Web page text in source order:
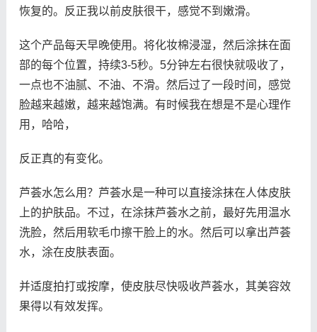
恢复的。反正我以前皮肤很干，感觉不到嫩滑。
这个产品每天早晚使用。将化妆棉浸湿，然后涂抹在面
部的每个位置，持续3-5秒。5分钟左右很快就吸收了，
一点也不油腻、不油、不滑。然后过了一段时间，感觉
脸越来越嫩，越来越饱满。有时候我在想是不是心理作
用，哈哈，
反正真的有变化。
芦荟水怎么用？芦荟水是一种可以直接涂抹在人体皮肤
上的护肤品。不过，在涂抹芦荟水之前，最好先用温水
洗脸，然后用软毛巾擦干脸上的水。然后可以拿出芦荟
水，涂在皮肤表面。
并适度拍打或按摩，使皮肤尽快吸收芦荟水，其美容效
果得以有效发挥。